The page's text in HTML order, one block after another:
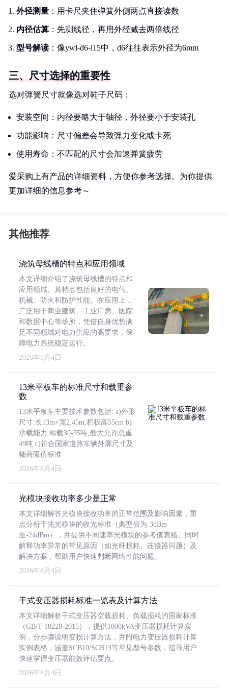
外径测量 ：用卡尺夹住弹簧外侧两点直接读数
内径估算 ：先测线径，再用外径减去两倍线径
型号解读 ：像ywl-d6-l15中，d6往往表示外径为6mm
三、尺寸选择的重要性
选对弹簧尺寸就像选对鞋子尺码：
安装空间：内径要略大于轴径，外径要小于安装孔
功能影响：尺寸偏差会导致弹力变化或卡死
使用寿命：不匹配的尺寸会加速弹簧疲劳
爱采购上有产品的详细资料，方便你参考选择。为你提供
更加详细的信息参考～
其他推荐
浇筑母线槽的特点和应用领域
本文详细介绍了浇筑母线槽的特点和
应用领域。其特点包括良好的电气、
机械、防火和防护性能。在应用上，
广泛用于商业建筑、工业厂房、医院
和数据中心等场所，凭借自身优势满
足不同领域对电力供应的高要求，保
障电力系统稳定运行。
2026年8月4日
13米平板车的标准尺寸和载重参
数
13米平板车主要技术参数包括: a)外形
尺寸:长13m×宽2.45m,栏板高55cm b)
承载能力:标载30-35吨,最大允许总重
49吨 c)符合国家道路车辆外廓尺寸及
轴荷限值标准
2026年8月4日
光模块接收功率多少是正常
本文详细解答光模块接收功率的正常范围及影响因素，重
点分析千兆光模块的收光标准（典型值为-3dBm
至-24dBm），并提供不同速率光模块的参考值表格。同时
解释功率异常的常见原因（如光纤损耗、连接器问题）及
解决方案，帮助用户快速判断网络性能问题。
2026年8月4日
干式变压器损耗标准一览表及计算方法
本文详细解析干式变压器空载损耗、负载损耗的国家标准
（GB/T 10228-2015），提供1000kVA变压器损耗计算实
例，分步骤说明变损计算方法，并附电力变压器损耗计算
实例表格，涵盖SCB10/SCB13等常见型号参数，指导用户
快速掌握变压器能效评估要点。
2026年8月4日